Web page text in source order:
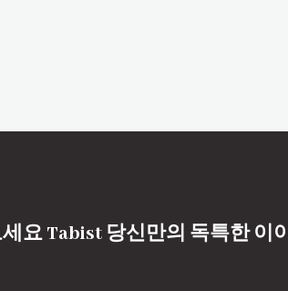
요 Tabist 당신만의 독특한 이